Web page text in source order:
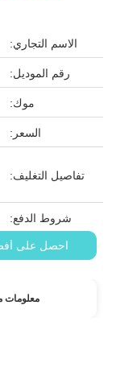
الاسم التجاري:
رقم الموديل:
موك:
السعر:
تفاصيل التغليف:
شروط الدفع:
احصل على
معلومات